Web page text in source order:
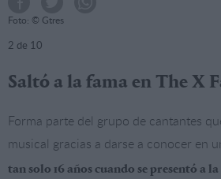
Foto: © Gtres
2 de 10
Saltó a la fama en The X
Forma parte del grupo de cantantes
musical gracias a darse a conocer en
tan solo 16 años cuando se presentó a